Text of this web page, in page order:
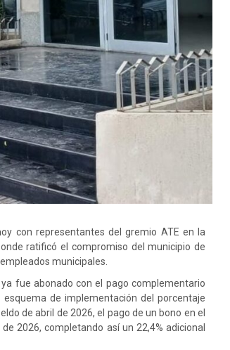
con representantes del gremio ATE en la
ratificó el compromiso del municipio de
municipales.
fue abonado con el pago complementario
de implementación del porcentaje
de abril de 2026, el pago de un bono en el
2026, completando así un 22,4% adicional